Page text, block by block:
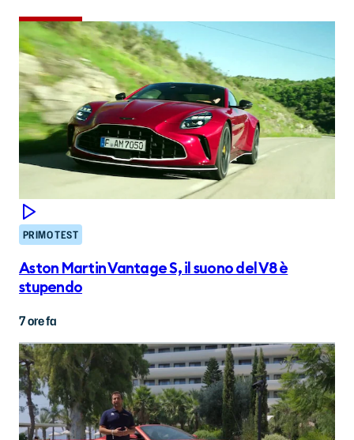
PRIMO TEST
Aston Martin Vantage S, il suono del V8 è
stupendo
7 ore fa